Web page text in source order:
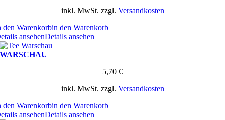
inkl. MwSt. zzgl. Versandkosten
den Warenkorbin den Warenkorb
ansehenDetails ansehen
WARSCHAU
5,70 €
inkl. MwSt. zzgl. Versandkosten
den Warenkorbin den Warenkorb
ansehenDetails ansehen